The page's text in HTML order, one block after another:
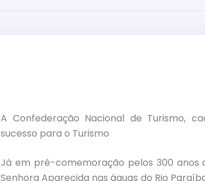
A Confederação Nacional de Turismo,
sucesso para o Turismo
Já em pré-comemoração pelos 300 anos
Senhora Aparecida nas águas do Rio